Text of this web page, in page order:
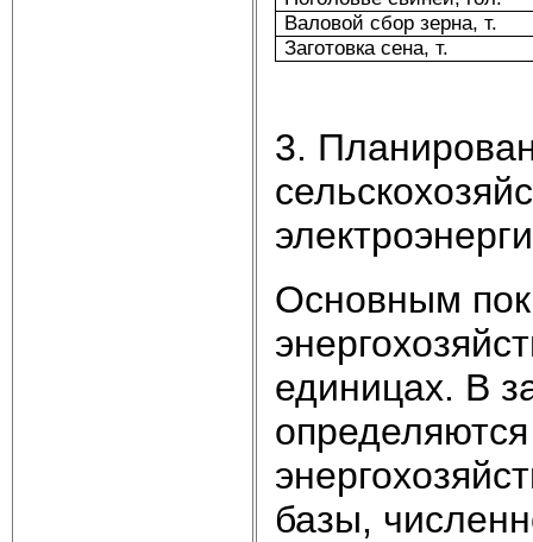
Валовой сбор зерна, т.
Заготовка сена, т.
3.
Основным
единицах. В
базы,